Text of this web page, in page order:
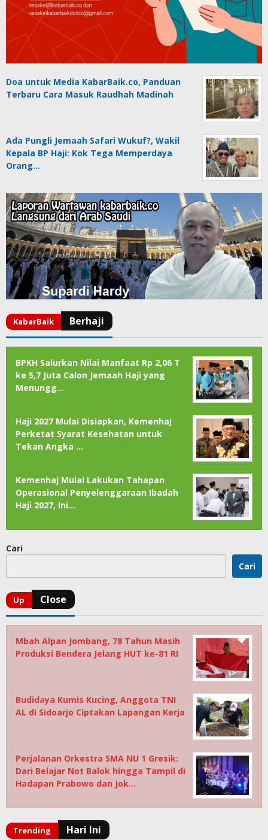
Doa untuk Media KabarBaik.co, Panduan
Terbaru Cara Masuk Raudhah Madinah
Ada Pungli Jemaah Safari Wukuf?, Wakil
Kepala BP Haji: Kok Tega Memperdaya
Orang…
BPKH Salurkan Nilai Manfaat Rp 2,06 T
ke 5,7 Juta Calon Jemaah Haji yang
Menungg…
Haji 2027 Mulai Disiapkan, Kemenhaj
Perketat Syarat Kesehatan untuk
Tekan Angka …
Kemenhaj Mulai Lakukan Tahapan
Operasional Penyelenggaraan Ibadah
Haji 2027, Ini…
Cari
Cari
Mbah Alpan Jombang, 78 Tahun Masih
Produksi Bendera Jelang HUT ke-81 RI
Budidaya Kumis Kucing, Anggota TNI
AL di Sidoarjo Ciptakan Lapangan Kerja
Perjalanan Orkestra SMA NU 1 Gresik:
Dari Belajar Not Balok hingga Tampil di
Hadapan Prabowo dan Jok…